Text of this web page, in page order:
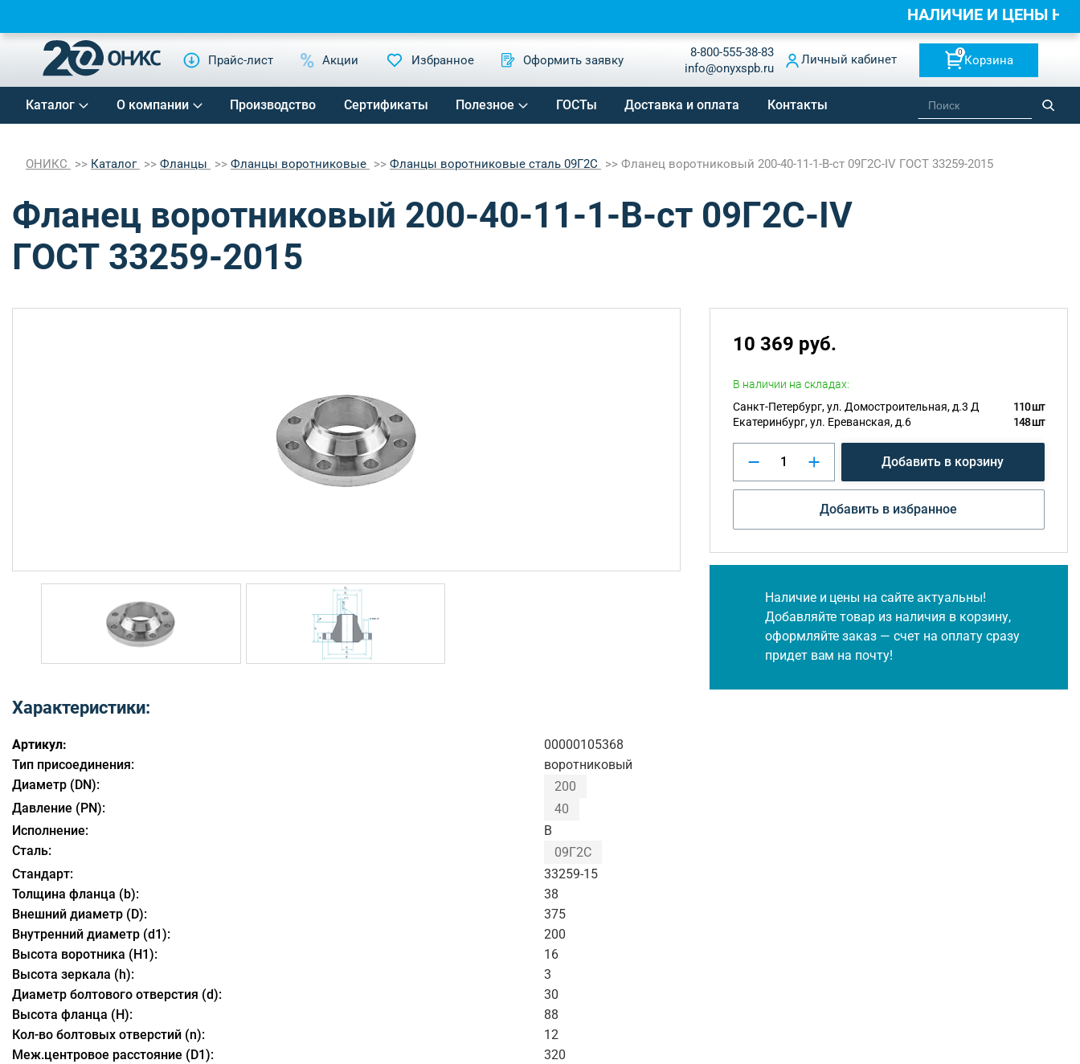
Прайс-лист Акции Избранное Оформить заявку
8-800-555-38-83
info@onyxspb.ru
Личный кабинет
0
Корзина
Каталог О компании Производство Сертификаты Полезное ГОСТы Доставка и оплата Контакты
ОНИКС Каталог Фланцы Фланцы воротниковые Фланцы воротниковые сталь 09Г2С Фланец воротниковый 200-40-11-1-B-ст 09Г2С-IV ГОСТ 33259-2015
Фланец воротниковый 200-40-11-1-B-ст 09Г2С-IV
ГОСТ 33259-2015
Характеристики:
Артикул:
00000105368
Тип присоединения:
воротниковый
Диаметр (DN):
200
Давление (PN):
40
Исполнение:
B
Сталь:
09Г2С
Стандарт:
33259-15
Толщина фланца (b):
38
Внешний диаметр (D):
375
Внутренний диаметр (d1):
200
Высота воротника (H1):
16
Высота зеркала (h):
3
Диаметр болтового отверстия (d):
30
Высота фланца (H):
88
Кол-во болтовых отверстий (n):
12
Меж.центровое расстояние (D1):
320
10 369 руб.
В наличии на складах:
Санкт-Петербург, ул. Домостроительная, д.3 Д
110 шт
Екатеринбург, ул. Ереванская, д.6
148 шт
Добавить в корзину
Добавить в избранное
Наличие и цены на сайте актуальны!
Добавляйте товар из наличия в корзину,
оформляйте заказ — счет на оплату сразу
придет вам на почту!
НАЛИЧИЕ И ЦЕНЫ